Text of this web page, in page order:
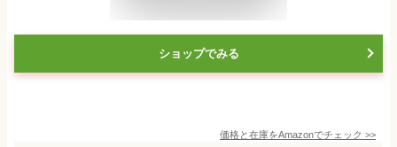
ショップでみる
価格と在庫をAmazonでチェック >>